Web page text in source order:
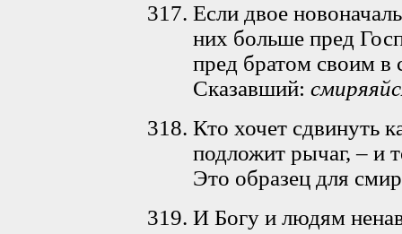
Если двое
них больше пред
пред братом своим
Сказавший:
Кто хочет сдвинуть
подложит рычаг, – и
Это образец для
И Богу и людям